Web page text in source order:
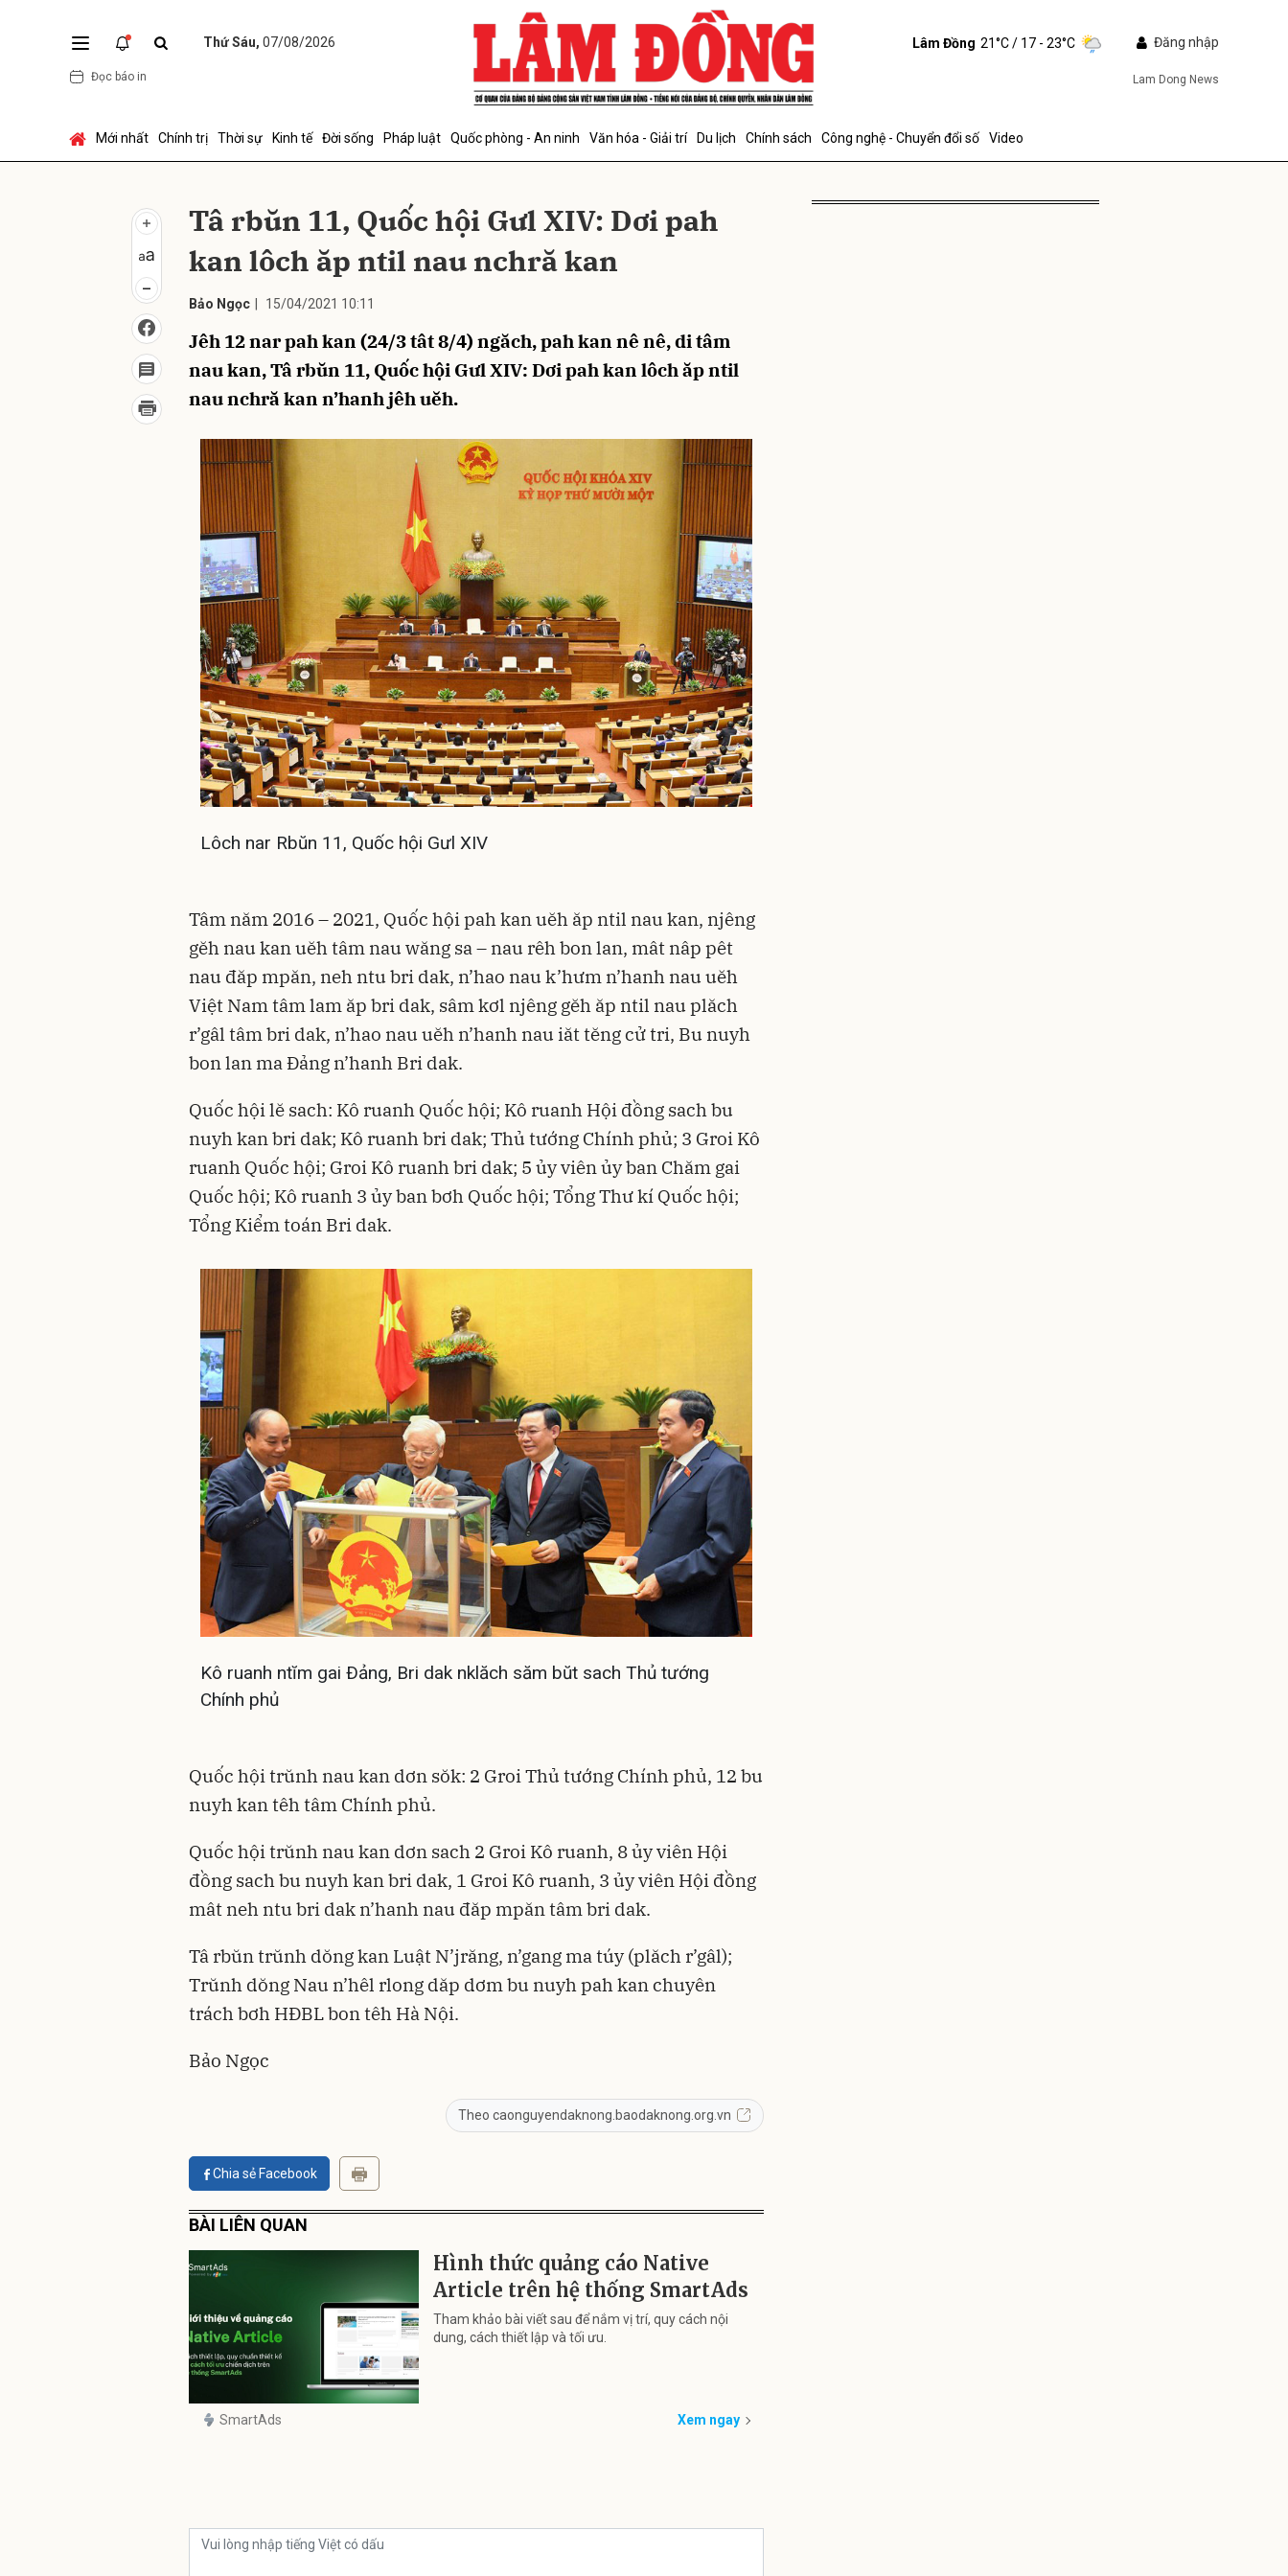
Thứ Sáu, 07/08/2026
Đọc báo in
Lâm Đồng 21°C/ 17 - 23°C Đăng nhập
Lam Dong News
Mới nhất Chính trị Thời sự Kinh tế Đời sống Pháp luật Quốc phòng - An ninh Văn hóa - Giải trí Du lịch Chính sách Công nghệ - Chuyển đổi số Video
Tâ rbŭn 11, Quốc hội Gưl XIV: Dơi pah
kan lôch ăp ntil nau nchră kan
Bảo Ngọc 15/04/2021 10:11
Jêh 12 nar pah kan (24/3 tât 8/4) ngăch, pah kan nê nê, di tâm
nau kan, Tâ rbŭn 11, Quốc hội Gưl XIV: Dơi pah kan lôch ăp ntil
nau nchră kan n’hanh jêh uĕh.
Lôch nar Rbŭn 11, Quốc hội Gưl XIV
Tâm năm 2016 – 2021, Quốc hội pah kan uĕh ăp ntil nau kan, njêng
gĕh nau kan uĕh tâm nau wăng sa – nau rêh bon lan, mât nâp pêt
nau đăp mpăn, neh ntu bri dak, n’hao nau k’hưm n’hanh nau uĕh
Việt Nam tâm lam ăp bri dak, sâm kơl njêng gĕh ăp ntil nau plăch
r’gâl tâm bri dak, n’hao nau uĕh n’hanh nau iăt tĕng cử tri, Bu nuyh
bon lan ma Ðảng n’hanh Bri dak.
Quốc hội lĕ sach: Kô ruanh Quốc hội; Kô ruanh Hội đồng sach bu
nuyh kan bri dak; Kô ruanh bri dak; Thủ tướng Chính phủ; 3 Groi Kô
ruanh Quốc hội; Groi Kô ruanh bri dak; 5 ủy viên ủy ban Chăm gai
Quốc hội; Kô ruanh 3 ủy ban bơh Quốc hội; Tổng Thư kí Quốc hội;
Tổng Kiểm toán Bri dak.
Kô ruanh ntĭm gai Ðảng, Bri dak nklăch săm bŭt sach Thủ tướng
Chính phủ
Quốc hội trŭnh nau kan dơn sŏk: 2 Groi Thủ tướng Chính phủ, 12 bu
nuyh kan têh tâm Chính phủ.
Quốc hội trŭnh nau kan dơn sach 2 Groi Kô ruanh, 8 ủy viên Hội
đồng sach bu nuyh kan bri dak, 1 Groi Kô ruanh, 3 ủy viên Hội đồng
mât neh ntu bri dak n’hanh nau đăp mpăn tâm bri dak.
Tâ rbŭn trŭnh dŏng kan Luật N’jrăng, n’gang ma túy (plăch r’gâl);
Trŭnh dŏng Nau n’hêl rlong dăp dơm bu nuyh pah kan chuyên
trách bơh HÐBL bon têh Hà Nội.
Bảo Ngọc
Theo caonguyendaknong.baodaknong.org.vn
Chia sẻ Facebook
BÀI LIÊN QUAN
Hình thức quảng cáo Native
Article trên hệ thống SmartAds
Tham khảo bài viết sau để nắm vị trí, quy cách nội
dung, cách thiết lập và tối ưu.
SmartAds Xem ngay
Gửi bình luận